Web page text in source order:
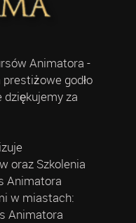
Animatora -
prestiżowe godło
za
oraz Szkolenia
Animatora
w miastach:
Animatora